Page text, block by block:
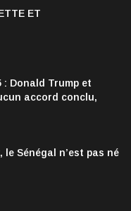
ET
: Donald Trump et
accord conclu,
le Sénégal n’est pas né